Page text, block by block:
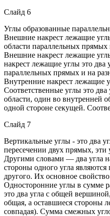
Слайд 6
Углы образованные
Внешние накрест лежащие
области параллельных
Внешние накрест лежащие
накрест лежащие углы это два
параллельных прямых и на
Внутренние накрест лежащие
Соответственные углы это
области, один во внутренней
одной стороне секущей.
Слайд 7
Вертикальные углы - это два
пересечении двух прямых,
Другими словами — два угла
стороны одного угла
другого. Их основное
Односторонние углы в
это два угла с общей
общая, а оставшиеся стороны
совпадая). Сумма смежных